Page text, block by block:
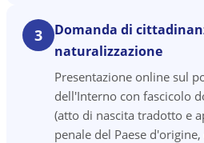
3
Domanda di
naturalizzazione
Presentazione online sul
dell'Interno con fascicolo
(atto di nascita tradotto e
penale del Paese